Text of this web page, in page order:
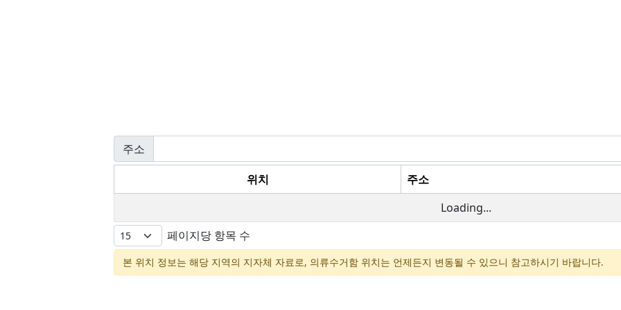
주소
위치
주소
Loading...
페이지당 항목 수
본 위치 정보는 해당 지역의 지자체 자료로, 의류수거함 위치는 언제든지 변동될 수 있으니 참고하시기 바랍니다.